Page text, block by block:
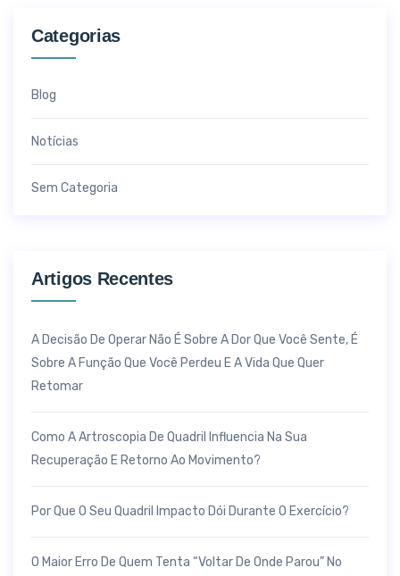
Categorias
Blog
Notícias
Sem Categoria
Artigos Recentes
A Decisão De Operar Não É Sobre A Dor Que Você Sente, É
Sobre A Função Que Você Perdeu E A Vida Que Quer
Retomar
Como A Artroscopia De Quadril Influencia Na Sua
Recuperação E Retorno Ao Movimento?
Por Que O Seu Quadril Impacto Dói Durante O Exercício?
O Maior Erro De Quem Tenta “voltar De Onde Parou” No